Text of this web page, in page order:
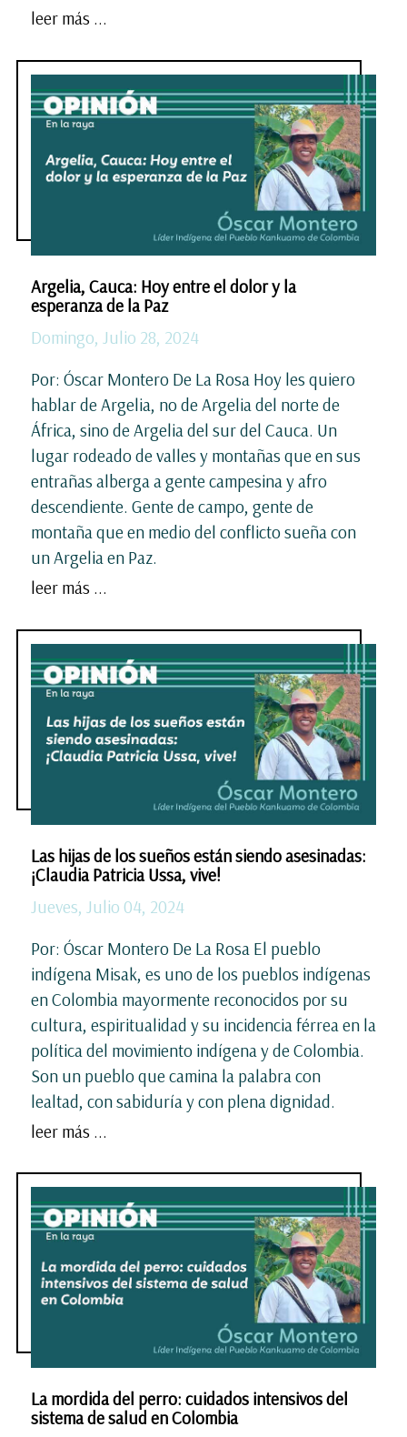
leer más ...
Argelia, Cauca: Hoy entre el dolor y la
esperanza de la Paz
Domingo, Julio 28, 2024
Por: Óscar Montero De La Rosa Hoy les quiero
hablar de Argelia, no de Argelia del norte de
África, sino de Argelia del sur del Cauca. Un
lugar rodeado de valles y montañas que en sus
entrañas alberga a gente campesina y afro
descendiente. Gente de campo, gente de
montaña que en medio del conflicto sueña con
un Argelia en Paz.
leer más ...
Las hijas de los sueños están siendo asesinadas:
¡Claudia Patricia Ussa, vive!
Jueves, Julio 04, 2024
Por: Óscar Montero De La Rosa El pueblo
indígena Misak, es uno de los pueblos indígenas
en Colombia mayormente reconocidos por su
cultura, espiritualidad y su incidencia férrea en la
política del movimiento indígena y de Colombia.
Son un pueblo que camina la palabra con
lealtad, con sabiduría y con plena dignidad.
leer más ...
La mordida del perro: cuidados intensivos del
sistema de salud en Colombia